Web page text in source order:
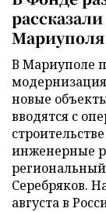
Мариуполя
В Мариуполе
новые
вводятся с
инженерные
Серебряков.
августа в